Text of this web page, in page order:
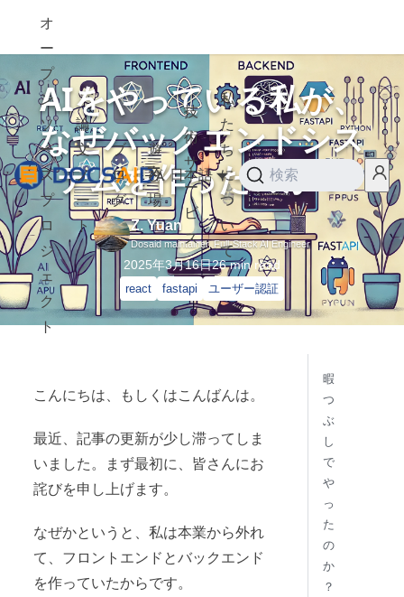
オ
ー
プ
ン
ソ
ー
ス
プ
ロ
ジ
ェ
ク
ト
論
文
ノ
ー
ト
ブ
ロ
グ
遊
び
場
技
術
サ
ー
ビ
ス
私
た
ち
に
つ
い
て
日本語 検索
AIをやっている私が、
なぜバックエンドシス
テムを作ったのか？
Z. Yuan
Dosaid maintainer, Full-Stack AI Engineer
2025年3月16日26min read
react fastapi ユーザー認証
こんにちは、もしくはこんばんは。
最近、記事の更新が少し滞ってしま
いました。まず最初に、皆さんにお
詫びを申し上げます。
なぜかというと、私は本業から外れ
て、フロントエンドとバックエンド
を作っていたからです。
暇
つ
ぶ
し
で
や
っ
た
の
か
？